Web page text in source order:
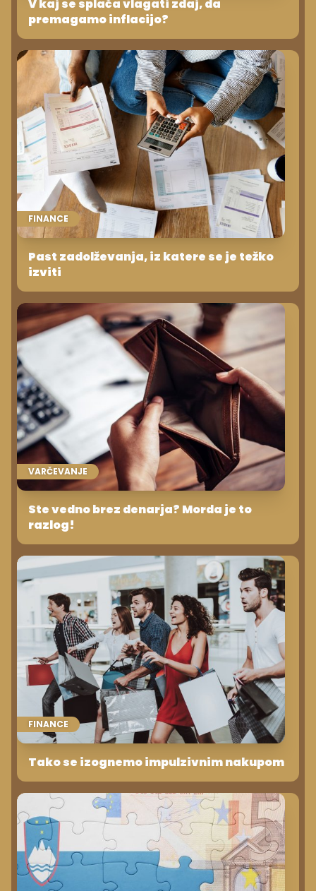
V kaj se splača vlagati zdaj, da
premagamo inflacijo?
FINANCE
Past zadolževanja, iz katere se je težko
izviti
VARČEVANJE
Ste vedno brez denarja? Morda je to
razlog!
FINANCE
Tako se izognemo impulzivnim nakupom